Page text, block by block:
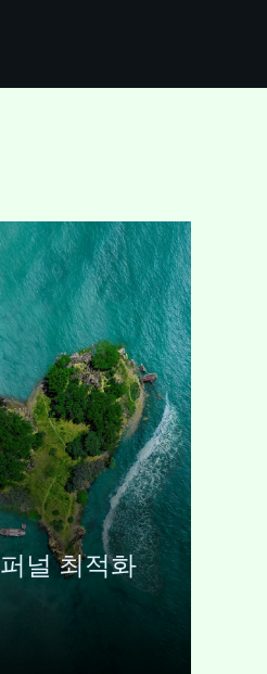
B2B SEO
on
backlinks, is
The ascent of
Google’s
has
altered the
consumption
For the
is not a…
널 최적화